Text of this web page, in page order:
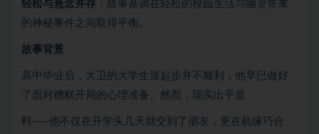
轻松与悬念并存 ：故事基调在轻松的校园生活与幽灵带来
的神秘事件之间取得平衡。
故事背景
高中毕业后，大卫的大学生涯起步并不顺利，他早已做好
了面对糟糕开局的心理准备。然而，现实出乎意
料——他不仅在开学头几天就交到了朋友，更在机缘巧合